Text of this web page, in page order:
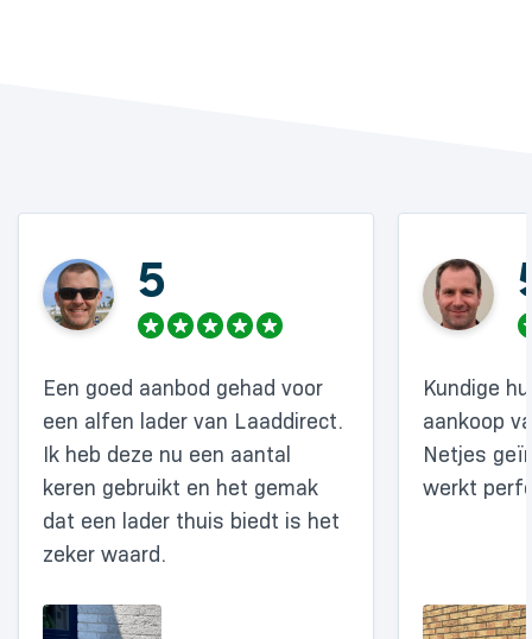
5
Een goed aanbod gehad voor
een alfen lader van Laaddirect.
Ik heb deze nu een aantal
keren gebruikt en het gemak
dat een lader thuis biedt is het
zeker waard.
Kundige
aankoop
Netjes
werkt